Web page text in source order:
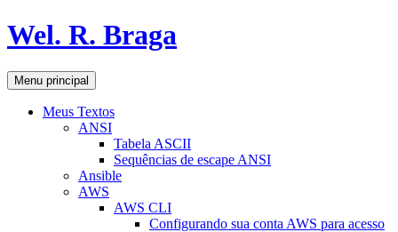
Pular
para
conteúdo
Wel. R. Braga
Pesquisar
Menu principal
Meus Textos
ANSI
Tabela ASCII
Sequências de escape ANSI
Ansible
AWS
AWS CLI
Configurando sua conta AWS para acesso